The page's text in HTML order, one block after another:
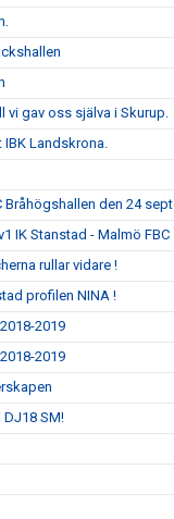
vi gav oss själva i Skurup.
Landskrona.
Bråhögshallen den 24
IK Stanstad - Malmö FBC
rullar vidare !
profilen NINA !
2019
2019
SM!